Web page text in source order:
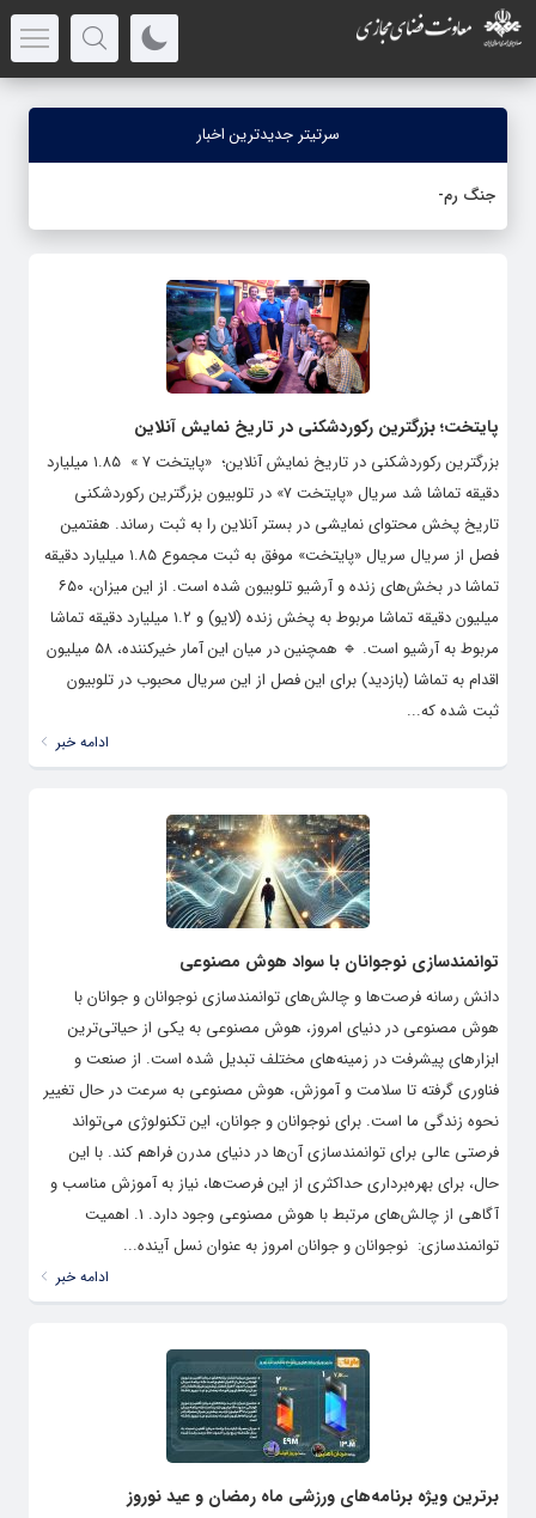
سرتیتر جدیدترین اخبار
جنگ رمضان؛ اخبا
پایتخت؛ بزرگترین رکوردشکنی در تاریخ نمایش آنلاین
بزرگترین رکوردشکنی در تاریخ نمایش آنلاین؛ «پایتخت ۷ » ۱.۸۵ میلیارد
دقیقه تماشا شد سریال «پایتخت ۷» در تلوبیون بزرگترین رکوردشکنی
تاریخ پخش محتوای نمایشی در بستر آنلاین را به ثبت رساند. هفتمین
فصل از سریال سریال «پایتخت» موفق به ثبت مجموع ۱.۸۵ میلیارد دقیقه
تماشا در بخش‌های زنده و آرشیو تلوبیون شده است. از این میزان، ۶۵۰
میلیون دقیقه تماشا مربوط به پخش زنده (لایو) و ۱.۲ میلیارد دقیقه تماشا
مربوط به آرشیو است. 🔹️ همچنین در میان این آمار خیرکننده، ۵۸ میلیون
اقدام به تماشا (بازدید) برای این فصل از این سریال محبوب در تلوبیون
ثبت شده که...
ادامه خبر
توانمندسازی نوجوانان با سواد هوش مصنوعی
دانش رسانه فرصت‌ها و چالش‌های توانمندسازی نوجوانان و جوانان با
هوش مصنوعی در دنیای امروز، هوش مصنوعی به یکی از حیاتی‌ترین
ابزارهای پیشرفت در زمینه‌های مختلف تبدیل شده است. از صنعت و
فناوری گرفته تا سلامت و آموزش، هوش مصنوعی به سرعت در حال تغییر
نحوه زندگی ما است. برای نوجوانان و جوانان، این تکنولوژی می‌تواند
فرصتی عالی برای توانمندسازی آن‌ها در دنیای مدرن فراهم کند. با این
حال، برای بهره‌برداری حداکثری از این فرصت‌ها، نیاز به آموزش مناسب و
آگاهی از چالش‌های مرتبط با هوش مصنوعی وجود دارد. 1. اهمیت
توانمندسازی: نوجوانان و جوانان امروز به عنوان نسل آینده...
ادامه خبر
برترین ویژه برنامه‌های ورزشی ماه رمضان و عید نوروز